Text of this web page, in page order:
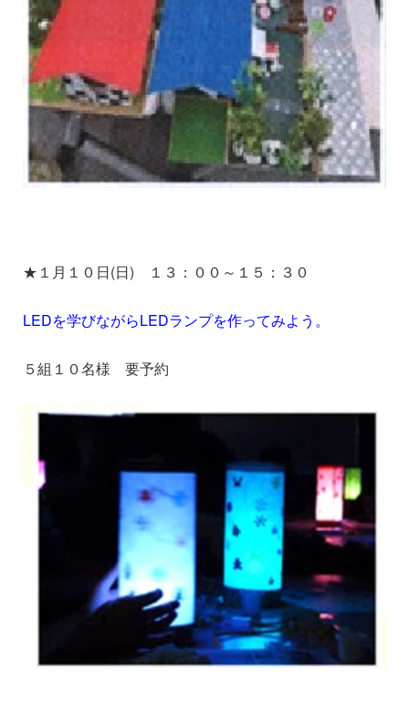
★１月１０日(日) １３：００～１５：３０
LEDを学びながらLEDランプを作ってみよう。
５組１０名様 要予約